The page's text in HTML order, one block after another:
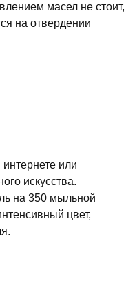
масел не стоит,
на отвердении
или
искусства.
на 350 мыльной
цвет,